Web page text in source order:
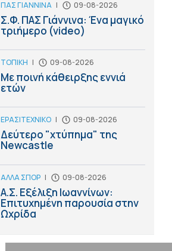
ΠΑΣ ΓΙΑΝΝΙΝΑ | 09-08-2026
Σ.Φ. ΠΑΣ Γιάννινα: Ένα μαγικό
τριήμερο (video)
ΤΟΠΙΚΗ | 09-08-2026
Με ποινή κάθειρξης εννιά
ετών
ΕΡΑΣΙΤΕΧΝΙΚΟ | 09-08-2026
Δεύτερο "χτύπημα" της
Newcastle
ΑΛΛΑ ΣΠΟΡ | 09-08-2026
Α.Σ. Εξέλιξη Ιωαννίνων:
Επιτυχημένη παρουσία στην
Ωχρίδα